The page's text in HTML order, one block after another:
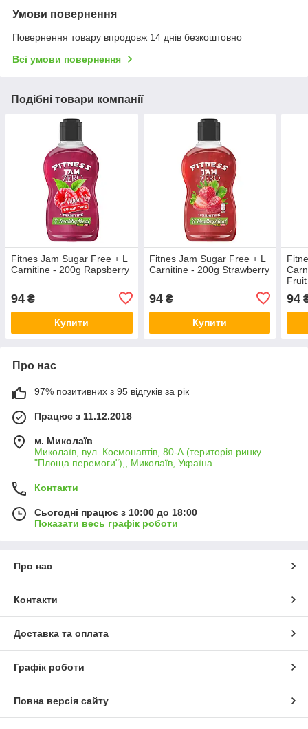
Умови повернення
Повернення товару впродовж 14 днів безкоштовно
Всі умови повернення
Подібні товари компанії
Fitnes Jam Sugar Free + L
Carnitine - 200g Rapsberry
94 ₴
Купити
Fitnes Jam Sugar Free + L
Carnitine - 200g Strawberry
94₴
Купити
Fruit
94
Про нас
97% позитивних з 95 відгуків за рік
Працює з 11.12.2018
м. Миколаїв
Миколаїв, вул. Космонавтів, 80-А (територія ринку
"Площа перемоги"),, Миколаїв, Україна
Контакти
Сьогодні працює з 10:00 до 18:00
Показати весь графік роботи
Про нас
Контакти
Доставка та оплата
Графік роботи
Повна версія сайту